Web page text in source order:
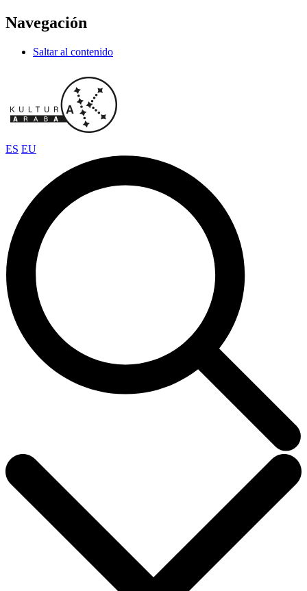
Navegación
Saltar al contenido
ES EU